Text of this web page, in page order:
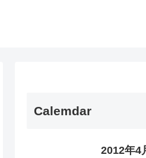
Calemdar
2012年4